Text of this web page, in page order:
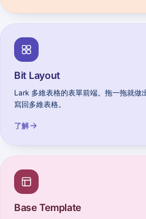
Bit Layout
Lark 多維表格的表單前端。拖一拖就做
寫回多維表格。
了解
Base Template